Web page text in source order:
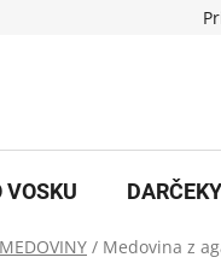
VOSKU DARČEKY
MEDOVINY / Medovina z